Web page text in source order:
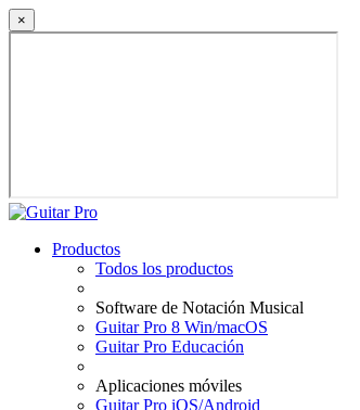
×
Productos
Todos los productos
Software de Notación Musical
Guitar Pro 8 Win/macOS
Guitar Pro Educación
Aplicaciones móviles
Guitar Pro iOS/Android